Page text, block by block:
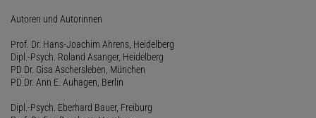
Autoren und Autorinnen
Prof. Dr. Hans-Joachim Ahrens, Heidelberg
Dipl.-Psych. Roland Asanger, Heidelberg
PD Dr. Gisa Aschersleben, München
PD Dr. Ann E. Auhagen, Berlin
Dipl.-Psych. Eberhard Bauer, Freiburg